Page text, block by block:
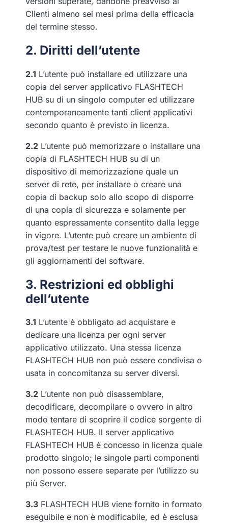
Clienti almeno sei mesi prima della efficacia
del termine stesso.
2. Diritti dell’utente
2.1 L’utente può installare ed utilizzare una
copia del server applicativo FLASHTECH
HUB su di un singolo computer ed utilizzare
contemporaneamente tanti client applicativi
secondo quanto è previsto in licenza.
2.2 L’utente può memorizzare o installare una
copia di FLASHTECH HUB su di un
dispositivo di memorizzazione quale un
server di rete, per installare o creare una
copia di backup solo allo scopo di disporre
di una copia di sicurezza e solamente per
quanto espressamente consentito dalla legge
in vigore. L’utente può creare un ambiente di
prova/test per testare le nuove funzionalità e
gli aggiornamenti del software.
3. Restrizioni ed obblighi
dell’utente
3.1 L’utente è obbligato ad acquistare e
dedicare una licenza per ogni server
applicativo utilizzato. Una stessa licenza
FLASHTECH HUB non può essere condivisa o
usata in concomitanza su server diversi.
3.2 L’utente non può disassemblare,
decodificare, decompilare o ovvero in altro
modo tentare di scoprire il codice sorgente di
FLASHTECH HUB. Il server applicativo
FLASHTECH HUB è concesso in licenza quale
prodotto singolo; le singole parti componenti
non possono essere separate per l’utilizzo su
più Server.
3.3 FLASHTECH HUB viene fornito in formato
eseguibile e non è modificabile, ed è esclusa